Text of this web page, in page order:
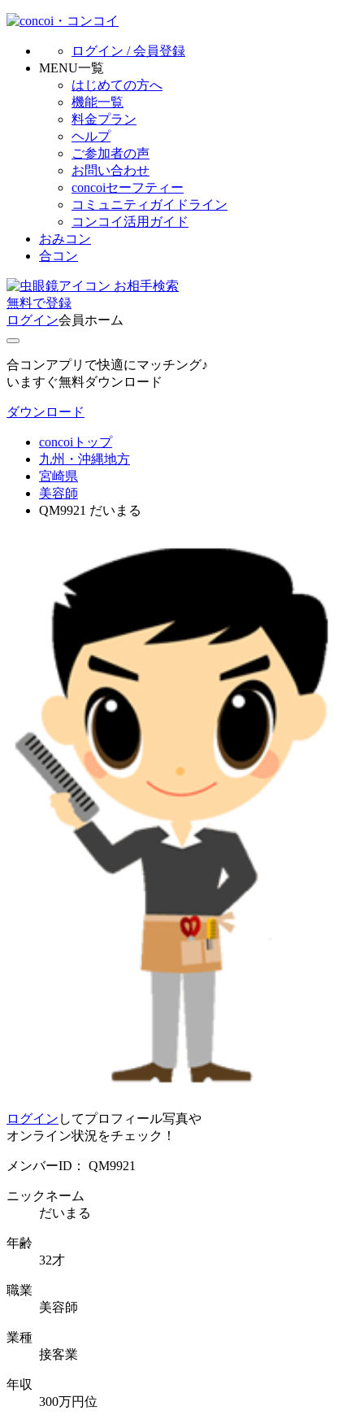
ログイン / 会員登録
MENU一覧
はじめての方へ
機能一覧
料金プラン
ヘルプ
ご参加者の声
お問い合わせ
concoiセーフティー
コミュニティガイドライン
コンコイ活用ガイド
おみコン
合コン
お相手検索
無料で登録
ログイン会員ホーム
合コンアプリで快適にマッチング♪
いますぐ無料ダウンロード
ダウンロード
concoiトップ
九州・沖縄地方
宮崎県
美容師
QM9921 だいまる
ログイン してプロフィール写真や
オンライン状況をチェック！
メンバーID： QM9921
ニックネーム
だいまる
年齢
32才
職業
美容師
業種
接客業
年収
300万円位